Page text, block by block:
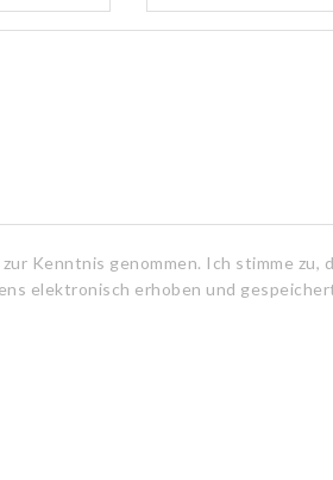
zur Kenntnis genommen. Ich stimme zu,
elektronisch erhoben und